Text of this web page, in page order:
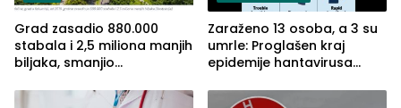
Grad zasadio 880.000
stabala i 2,5 miliona manjih
biljaka, smanjio
poboljšao vazduh
Zaraženo 13 osoba, a 3 su
umrle: Proglašen kraj
epidemije hantavirusa